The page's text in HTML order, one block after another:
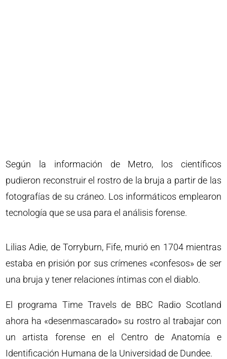
Según la información de Metro, los científicos
pudieron reconstruir el rostro de la bruja a partir de las
fotografías de su cráneo. Los informáticos emplearon
tecnología que se usa para el análisis forense.
Lilias Adie, de Torryburn, Fife, murió en 1704 mientras
estaba en prisión por sus crímenes «confesos» de ser
una bruja y tener relaciones íntimas con el diablo.
El programa Time Travels de BBC Radio Scotland
ahora ha «desenmascarado» su rostro al trabajar con
un artista forense en el Centro de Anatomía e
Identificación Humana de la Universidad de Dundee.